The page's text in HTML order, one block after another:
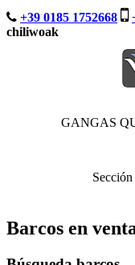
+39 0185 1752668
chiliwoak
GANGAS
Barcos en